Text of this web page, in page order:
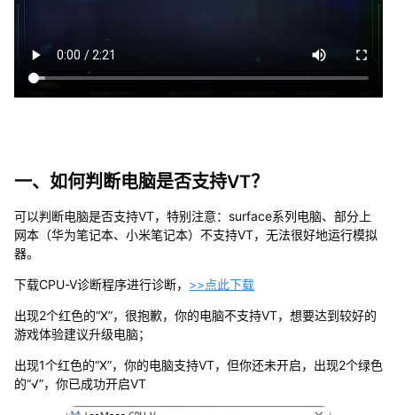
一、如何判断电脑是否支持VT？
可以判断电脑是否支持VT，特别注意：surface系列电脑、部分上
网本（华为笔记本、小米笔记本）不支持VT，无法很好地运行模拟
器。
下载CPU-V诊断程序进行诊断， >>点此下载
出现2个红色的“X”，很抱歉，你的电脑不支持VT，想要达到较好的
游戏体验建议升级电脑；
出现1个红色的“X”，你的电脑支持VT，但你还未开启，出现2个绿色
的“√”，你已成功开启VT